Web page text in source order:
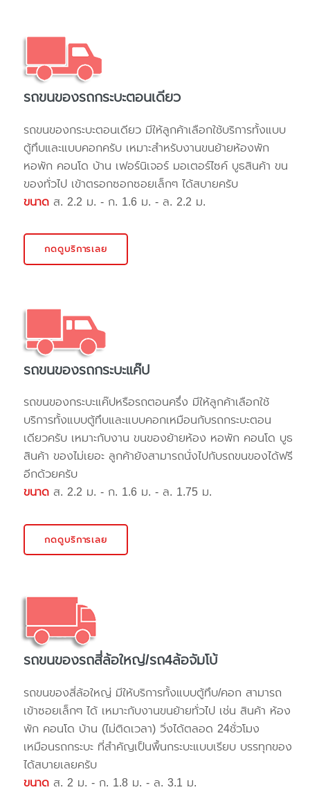
รถขนของรถกระบะตอนเดียว
รถขนของกระบะตอนเดียว มีให้ลูกค้าเลือกใช้บริการทั้งแบบ
ตู้ทึบและแบบคอกครับ เหมาะสำหรับงานขนย้ายห้องพัก
หอพัก คอนโด บ้าน เฟอร์นิเจอร์ มอเตอร์ไซค์ บูธสินค้า ขน
ของทั่วไป เข้าตรอกซอกซอยเล็กๆ ได้สบายครับ
ขนาด ส. 2.2 ม. - ก. 1.6 ม. - ล. 2.2 ม.
กดดูบริการเลย
รถขนของรถกระบะแค๊ป
รถขนของกระบะแค๊ปหรือรถตอนครึ่ง มีให้ลูกค้าเลือกใช้
บริการทั้งแบบตู้ทึบและแบบคอกเหมือนกับรถกระบะตอน
เดียวครับ เหมาะกับงาน ขนของย้ายห้อง หอพัก คอนโด บูธ
สินค้า ของไม่เยอะ ลูกค้ายังสามารถนั่งไปกับรถขนของได้ฟรี
อีกด้วยครับ
ขนาด ส. 2.2 ม. - ก. 1.6 ม. - ล. 1.75 ม.
กดดูบริการเลย
รถขนของรถสี่ล้อใหญ่/รถ4ล้อจัมโบ้
รถขนของสี่ล้อใหญ่ มีให้บริการทั้งแบบตู้ทึบ/คอก สามารถ
เข้าซอยเล็กๆ ได้ เหมาะกับงานขนย้ายทั่วไป เช่น สินค้า ห้อง
พัก คอนโด บ้าน (ไม่ติดเวลา) วิ่งได้ตลอด 24ชั่วโมง
เหมือนรถกระบะ ที่สำคัญเป็นพื้นกระบะแบบเรียบ บรรทุกของ
ได้สบายเลยครับ
ขนาด ส. 2 ม. - ก. 1.8 ม. - ล. 3.1 ม.